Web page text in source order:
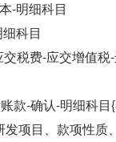
-明细科目
科目
税费-应交增值税
款-确认-明细科
项目、款项性质